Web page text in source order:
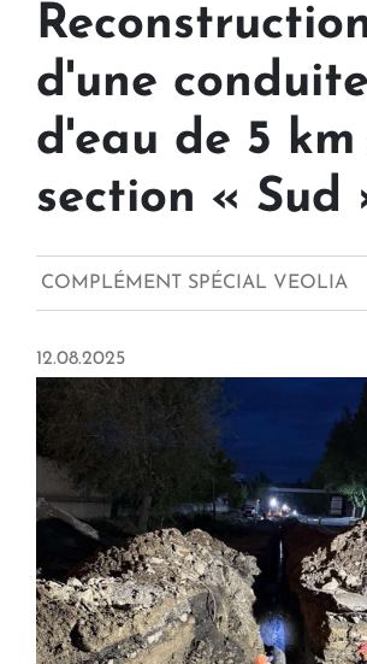
d'une conduite
d'eau de 5 km
section « Sud
COMPLÉMENT SPÉCIAL VEOLIA
12.08.2025